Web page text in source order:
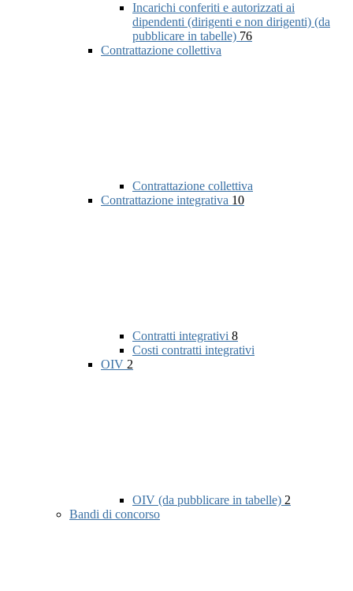
Incarichi conferiti e autorizzati ai
dipendenti (dirigenti e non dirigenti) (da
pubblicare in tabelle) 76
Contrattazione collettiva
Contrattazione collettiva
Contrattazione integrativa 10
Contratti integrativi 8
Costi contratti integrativi
OIV 2
OIV (da pubblicare in tabelle) 2
Bandi di concorso